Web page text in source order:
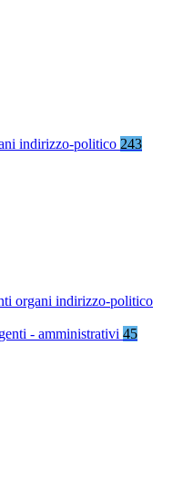
indirizzo-politico 243
organi indirizzo-politico
- amministrativi 45